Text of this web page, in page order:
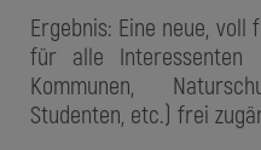
Ergebnis: Eine neue, voll
für alle Interessenten
Kommunen,
Studenten, etc.) frei